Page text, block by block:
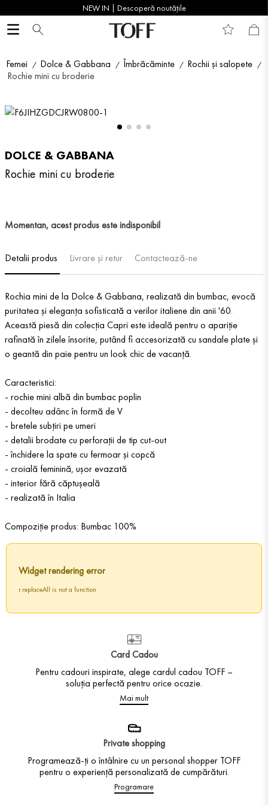
NEW IN | Descoperă noutățile
Femei Dolce & Gabbana Îmbrăcăminte
Rochii și salopete
Rochie mini cu broderie
DOLCE & GABBANA
Rochie mini cu broderie
Momentan, acest produs este indisponibil
Detalii produs Livrare și retur Contactează-ne
Rochia mini de la Dolce & Gabbana, realizată din bumbac, evocă
puritatea și eleganța sofisticată a verilor italiene din anii '60.
Această piesă din colecția Capri este ideală pentru o apariție
rafinată în zilele însorite, putând fi accesorizată cu sandale plate și
o geantă din paie pentru un look chic de vacanță.
Caracteristici:
- rochie mini albă din bumbac poplin
- decolteu adânc în formă de V
- bretele subțiri pe umeri
- detalii brodate cu perforații de tip cut-out
- închidere la spate cu fermoar și copcă
- croială feminină, ușor evazată
- interior fără căptușeală
- realizată în Italia
Compoziție produs: Bumbac 100%
Widget rendering error
r.replaceAll is not a function
Card Cadou
Pentru cadouri inspirate, alege cardul cadou TOFF –
soluția perfectă pentru orice ocazie.
Mai mult
Private shopping
Programează-ți o întâlnire cu un personal shopper TOFF
pentru o experiență personalizată de cumpărături.
Programare